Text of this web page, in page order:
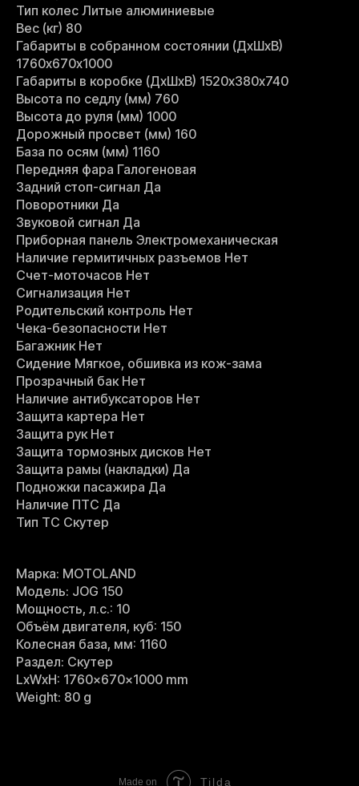
Тип колес Литые алюминиевые
Вес (кг) 80
Габариты в собранном состоянии (ДхШхВ)
1760х670х1000
Габариты в коробке (ДхШхВ) 1520х380х740
Высота по седлу (мм) 760
Высота до руля (мм) 1000
Дорожный просвет (мм) 160
База по осям (мм) 1160
Передняя фара Галогеновая
Задний стоп-сигнал Да
Поворотники Да
Звуковой сигнал Да
Приборная панель Электромеханическая
Наличие гермитичных разъемов Нет
Счет-моточасов Нет
Сигнализация Нет
Родительский контроль Нет
Чека-безопасности Нет
Багажник Нет
Сидение Мягкое, обшивка из кож-зама
Прозрачный бак Нет
Наличие антибуксаторов Нет
Защита картера Нет
Защита рук Нет
Защита тормозных дисков Нет
Защита рамы (накладки) Да
Подножки пасажира Да
Наличие ПТС Да
Тип ТС Скутер
Марка: MOTOLAND
Модель: JOG 150
Мощность, л.с.: 10
Объём двигателя, куб: 150
Колесная база, мм: 1160
Раздел: Скутер
LxWxH: 1760x670x1000 mm
Weight: 80 g
Made on Tilda